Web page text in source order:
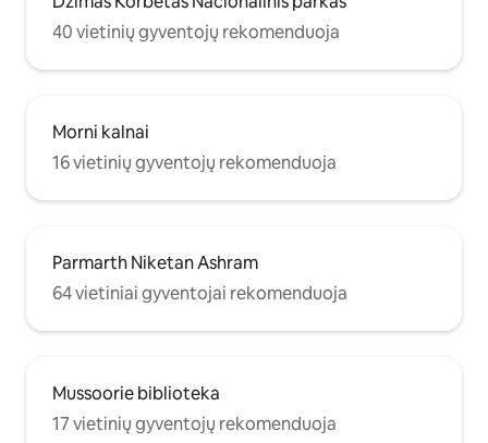
40 vietinių gyventojų rekomenduoja
Morni kalnai
16 vietinių gyventojų rekomenduoja
Parmarth Niketan Ashram
64 vietiniai gyventojai rekomenduoja
Mussoorie biblioteka
17 vietinių gyventojų rekomenduoja